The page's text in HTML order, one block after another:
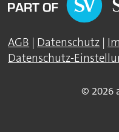
AGB | Datenschutz |
Datenschutz-
© 2026